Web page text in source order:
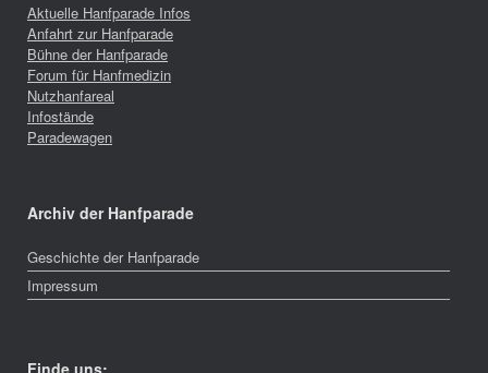
Aktuelle Hanfparade Infos
Anfahrt zur Hanfparade
Bühne der Hanfparade
Forum für Hanfmedizin
Nutzhanfareal
Infostände
Paradewagen
Archiv der Hanfparade
Geschichte der Hanfparade
Impressum
Finde uns: